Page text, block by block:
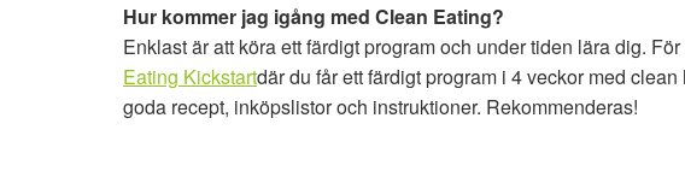
Hur kommer jag igång med Clean Eating?
Enklast är att köra ett färdigt program och under tiden lära dig.
Eating Kickstartdär du får ett färdigt program i 4 veckor med
goda recept, inköpslistor och instruktioner. Rekommenderas!